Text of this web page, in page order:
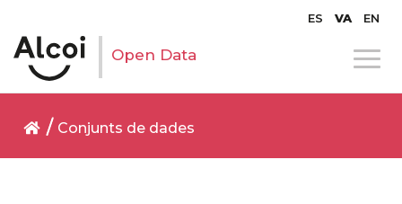
ES VA EN
Open Data
Conjunts de dades